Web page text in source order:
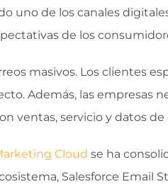
uno de los canales
de los
masivos. Los clientes
Además, las empresas
ventas, servicio y datos de
Cloud se ha
Salesforce Email